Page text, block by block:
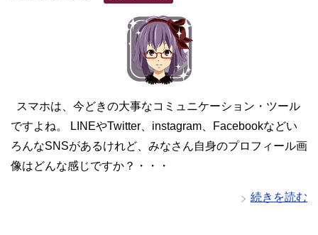
スマホは、今どきの大事なコミュニケーション・ツール
ですよね。 LINEやTwitter、instagram、Facebookなどい
ろんなSNSがあるけれど、みなさん自身のプロフィール画
像はどんな感じですか？・・・
続きを読む